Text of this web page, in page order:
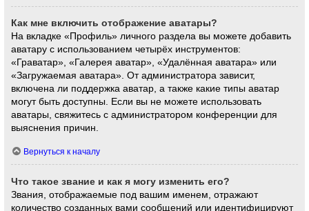
Как мне включить отображение аватары?
На вкладке «Профиль» личного раздела вы можете добавить
аватару с использованием четырёх инструментов:
«Граватар», «Галерея аватар», «Удалённая аватара» или
«Загружаемая аватара». От администратора зависит,
включена ли поддержка аватар, а также какие типы аватар
могут быть доступны. Если вы не можете использовать
аватары, свяжитесь с администратором конференции для
выяснения причин.
Вернуться к началу
Что такое звание и как я могу изменить его?
Звания, отображаемые под вашим именем, отражают
количество созданных вами сообщений или идентифицируют